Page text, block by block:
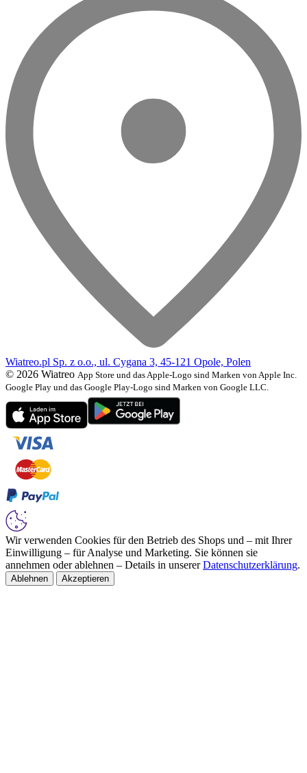
Wiatreo.pl Sp. z o.o., ul. Cygana 3, 45-121 Opole, Polen
© 2026 Wiatreo App Store und das Apple-Logo sind Marken von Apple Inc.
Google Play und das Google Play-Logo sind Marken von Google LLC.
Wir verwenden Cookies für den Betrieb des Shops und – mit Ihrer
Einwilligung – für Analyse und Marketing. Sie können sie
annehmen oder ablehnen – Details in unsererDatenschutzerklärung.
Ablehnen Akzeptieren